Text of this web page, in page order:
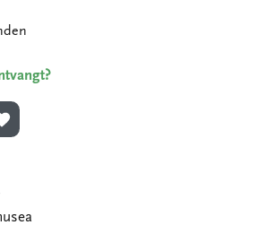
TOEVOEGEN AAN VERLANGLIJST